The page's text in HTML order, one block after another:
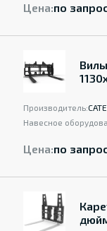
Цена:по
Производитель:
Навесное
Цена:по